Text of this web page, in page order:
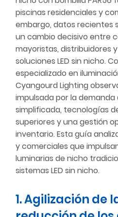
piscinas residenciales y
embargo, datos recientes
un cambio decisivo entre
mayoristas, distribuidores
soluciones LED sin nicho.
especializado en
Cyangourd Lighting
impulsada por la
simplificada, tecnologías
superiores y una gestión
inventario. Esta guía
y comerciales que
luminarias de nicho
sistemas LED sin nicho.
1. Agilización de